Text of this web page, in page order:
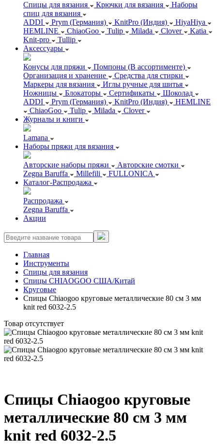
Спицы для вязания Крючки для вязания
Наборы
спиц для вязания
ADDI
Prym (Германия) KnitPro (Индия)
HiyaHiya
HEMLINE
ChiaoGoo Tulip Milada Clover
Katia
Knit-pro
Tullip
Аксессуары
Конусы для пряжи
Помпоны (В ассортименте)
Организация и хранение
Средства для стирки
Маркеры для вязания
Иглы ручные для шитья
Ножницы
Блокаторы Сертификаты
Шоколад
ADDI
Prym (Германия) KnitPro (Индия)
HEMLINE
ChiaoGoo
Tulip Milada
Clover
Журналы и книги
Lamana
Наборы пряжи для вязания
Авторские наборы пряжи
Авторские смотки
Zegna Baruffa
Millefili
FULLONICA
Каталог-Распродажа
Распродажа
Zegna Baruffa
Акции
Главная
Инструменты
Спицы для вязания
Спицы CHIAOGOO США/Китай
Круговые
Спицы Chiaogoo круговые металлические 80 см 3 мм
knit red 6032-2.5
Товар отсутствует
Спицы Chiaogoo круговые
металлические 80 см 3 мм
knit red 6032-2.5